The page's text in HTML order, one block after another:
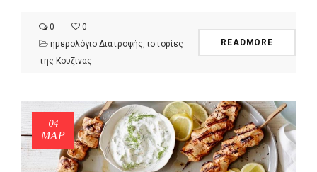
0
0
ημερολόγιο Διατροφής, ιστορίες
της Κουζίνας
READMORE
04
ΜΑΡ